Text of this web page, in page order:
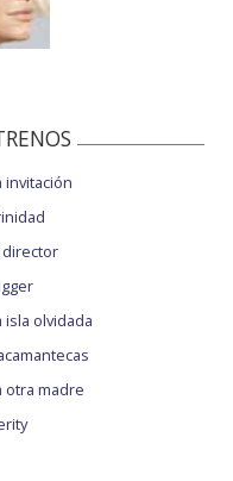
invitación
director
isla olvidada
otra madre